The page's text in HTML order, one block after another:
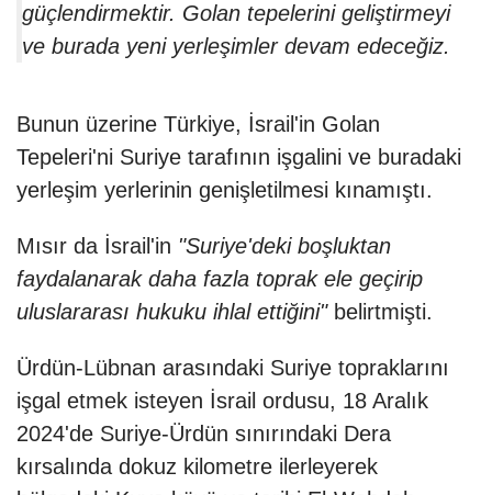
güçlendirmektir. Golan tepelerini geliştirmeyi
ve burada yeni yerleşimler devam edeceğiz.
Bunun üzerine Türkiye, İsrail'in Golan
Tepeleri'ni Suriye tarafının işgalini ve buradaki
yerleşim yerlerinin genişletilmesi kınamıştı.
Mısır da İsrail'in "Suriye'deki boşluktan
faydalanarak daha fazla toprak ele geçirip
uluslararası hukuku ihlal ettiğini"belirtmişti.
Ürdün-Lübnan arasındaki Suriye topraklarını
işgal etmek isteyen İsrail ordusu, 18 Aralık
2024'de Suriye-Ürdün sınırındaki Dera
kırsalında dokuz kilometre ilerleyerek